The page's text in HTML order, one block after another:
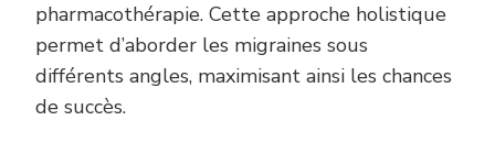
pharmacothérapie. Cette approche holistique
permet d’aborder les migraines sous
différents angles, maximisant ainsi les chances
de succès.